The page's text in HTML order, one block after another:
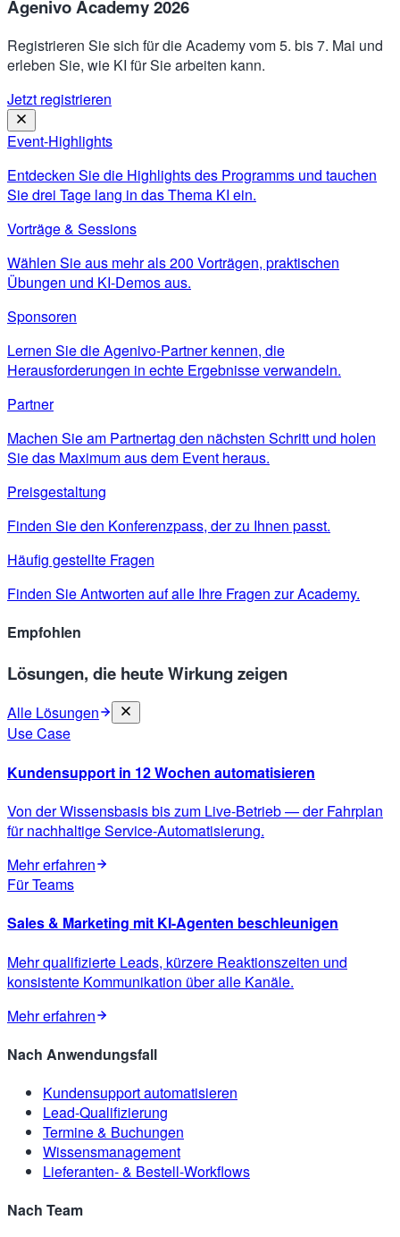
Agenivo Academy 2026
Registrieren Sie sich für die Academy vom 5. bis 7. Mai und
erleben Sie, wie KI für Sie arbeiten kann.
Jetzt registrieren
Event-Highlights
Entdecken Sie die Highlights des Programms und tauchen
Sie drei Tage lang in das Thema KI ein.
Vorträge & Sessions
Wählen Sie aus mehr als 200 Vorträgen, praktischen
Übungen und KI-Demos aus.
Sponsoren
Lernen Sie die Agenivo-Partner kennen, die
Herausforderungen in echte Ergebnisse verwandeln.
Partner
Machen Sie am Partnertag den nächsten Schritt und holen
Sie das Maximum aus dem Event heraus.
Preisgestaltung
Finden Sie den Konferenzpass, der zu Ihnen passt.
Häufig gestellte Fragen
Finden Sie Antworten auf alle Ihre Fragen zur Academy.
Empfohlen
Lösungen, die heute Wirkung zeigen
Alle Lösungen
Use Case
Kundensupport in 12 Wochen automatisieren
Von der Wissensbasis bis zum Live-Betrieb — der Fahrplan
für nachhaltige Service-Automatisierung.
Mehr erfahren
Für Teams
Sales & Marketing mit KI-Agenten beschleunigen
Mehr qualifizierte Leads, kürzere Reaktionszeiten und
konsistente Kommunikation über alle Kanäle.
Mehr erfahren
Nach Anwendungsfall
Kundensupport automatisieren
Lead-Qualifizierung
Termine & Buchungen
Wissensmanagement
Lieferanten- & Bestell-Workflows
Nach Team